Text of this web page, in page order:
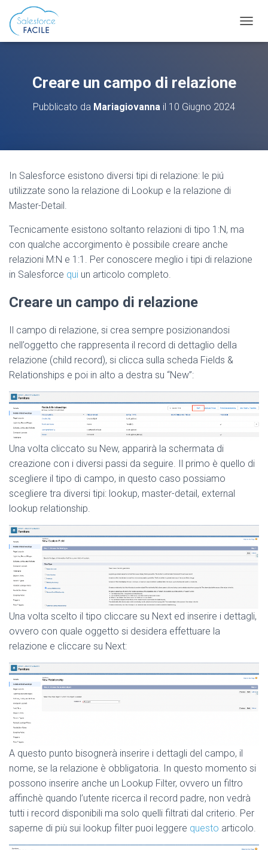
A
Creare un campo di relazione
Pubblicato da Mariagiovanna il 10 Giugno 2024
In Salesforce esistono diversi tipi di relazione: le piú
utilizzate sono la relazione di Lookup e la relazione di
Master-Detail.
Tecnicamente esistono soltanto relazioni di tipo 1:N, ma
con qualche accorgimento è possibile creare anche
relazioni M:N e 1:1. Per conoscere meglio i tipi di relazione
in Salesforce qui un articolo completo.
Creare un campo di relazione
Il campo di relazione, si crea sempre posizionandosi
nell’oggetto che rappresenta il record di dettaglio della
relazione (child record), si clicca sulla scheda Fields &
Relationships e poi in alto a destra su “New”:
Una volta cliccato su New, apparirà la schermata di
creazione con i diversi passi da seguire. Il primo è quello di
scegliere il tipo di campo, in questo caso possiamo
scegliere tra diversi tipi: lookup, master-detail, external
lookup relationship.
Una volta scelto il tipo cliccare su Next ed inserire i dettagli,
ovvero con quale oggetto si desidera effettuare la
relazione e cliccare su Next:
A questo punto bisognerà inserire i dettagli del campo, il
nome, se la relazione è obbligatoria. In questo momento si
possono inserire anche un Lookup Filter, ovvero un filtro
affinchè quando l’utente ricerca il record padre, non vedrà
tutti i record disponibili ma solo quelli filtrati dal criterio. Per
saperne di più sui lookup filter puoi leggere questo articolo.